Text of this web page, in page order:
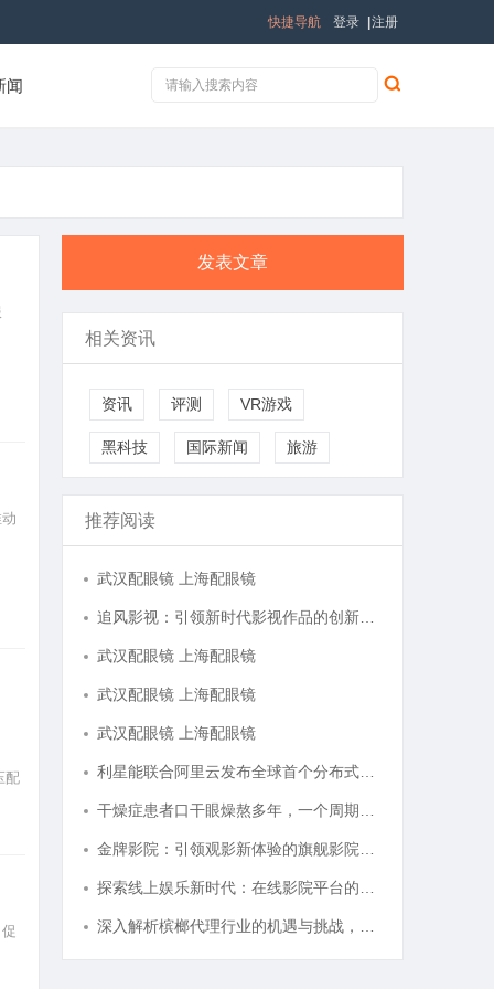
登录 注册
快捷导航
闻
配
发表文章
相关资讯
资讯 评测 VR游戏
黑科技 国际新闻 旅游
推荐阅读
武汉配眼镜 上海配眼镜
武汉配眼镜 上海配眼镜
武汉配眼镜 上海配眼镜
武汉配眼镜 上海配眼镜